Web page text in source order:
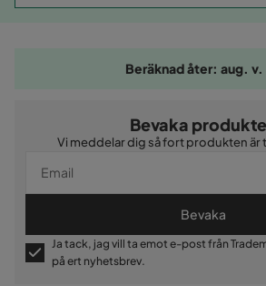
Beräknad åter: aug. v.
Bevaka
Vi meddelar dig så fort produkten är
Bevaka
Ja tack, jag vill ta emot e-post från
på ert nyhetsbrev.